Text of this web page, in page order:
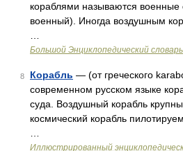
кораблями называются военные
военный). Иногда воздушным
Большой Энциклопедический словарь
8 Корабль — (от греческого
современном русском языке
суда. Воздушный корабль
космический корабль
Иллюстрированный